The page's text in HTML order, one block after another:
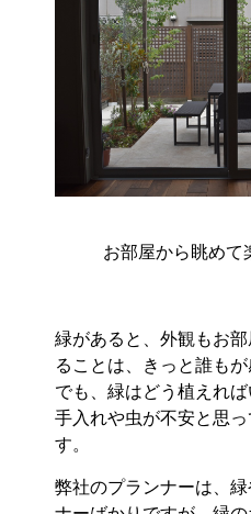
お部屋から眺めて
緑があると、外観もお
ることは、きっと誰もが
でも、緑はどう植えれば
手入れや虫が不安と思
す。
弊社のプランナーは、